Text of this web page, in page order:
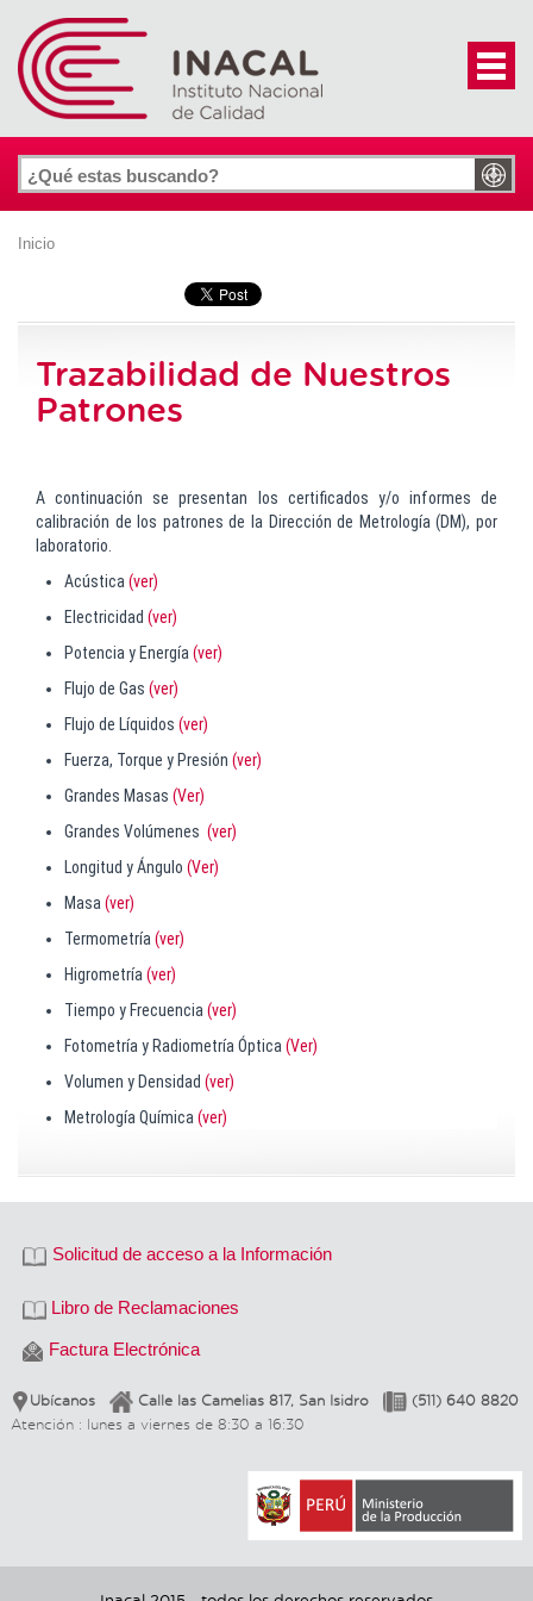
Inicio
Trazabilidad de Nuestros
Patrones
A continuación se presentan los certificados y/o informes de
calibración de los patrones de la Dirección de Metrología (DM), por
laboratorio.
Acústica (ver)
Electricidad (ver)
Potencia y Energía (ver)
Flujo de Gas (ver)
Flujo de Líquidos (ver)
Fuerza, Torque y P​resión (ver)
Grandes Masas (Ver)
Grandes Volúmenes (ver)
Longitud y Ángulo (Ver)
Masa (ver)
Termometría (ver)
Higrometría (ver)
Tiempo y Frecuencia (ver)
Fotometría y Radiometría Óptica (Ver)
Volumen y Densidad (ver)
Metrología Química (ver)
Solicitud de acceso a la Información
Libro de Reclamaciones
Factura Electrónica
Ubícanos Calle las Camelias 817, San Isidro
(511) 640 8820
Atención : lunes a viernes de 8:30 a 16:30